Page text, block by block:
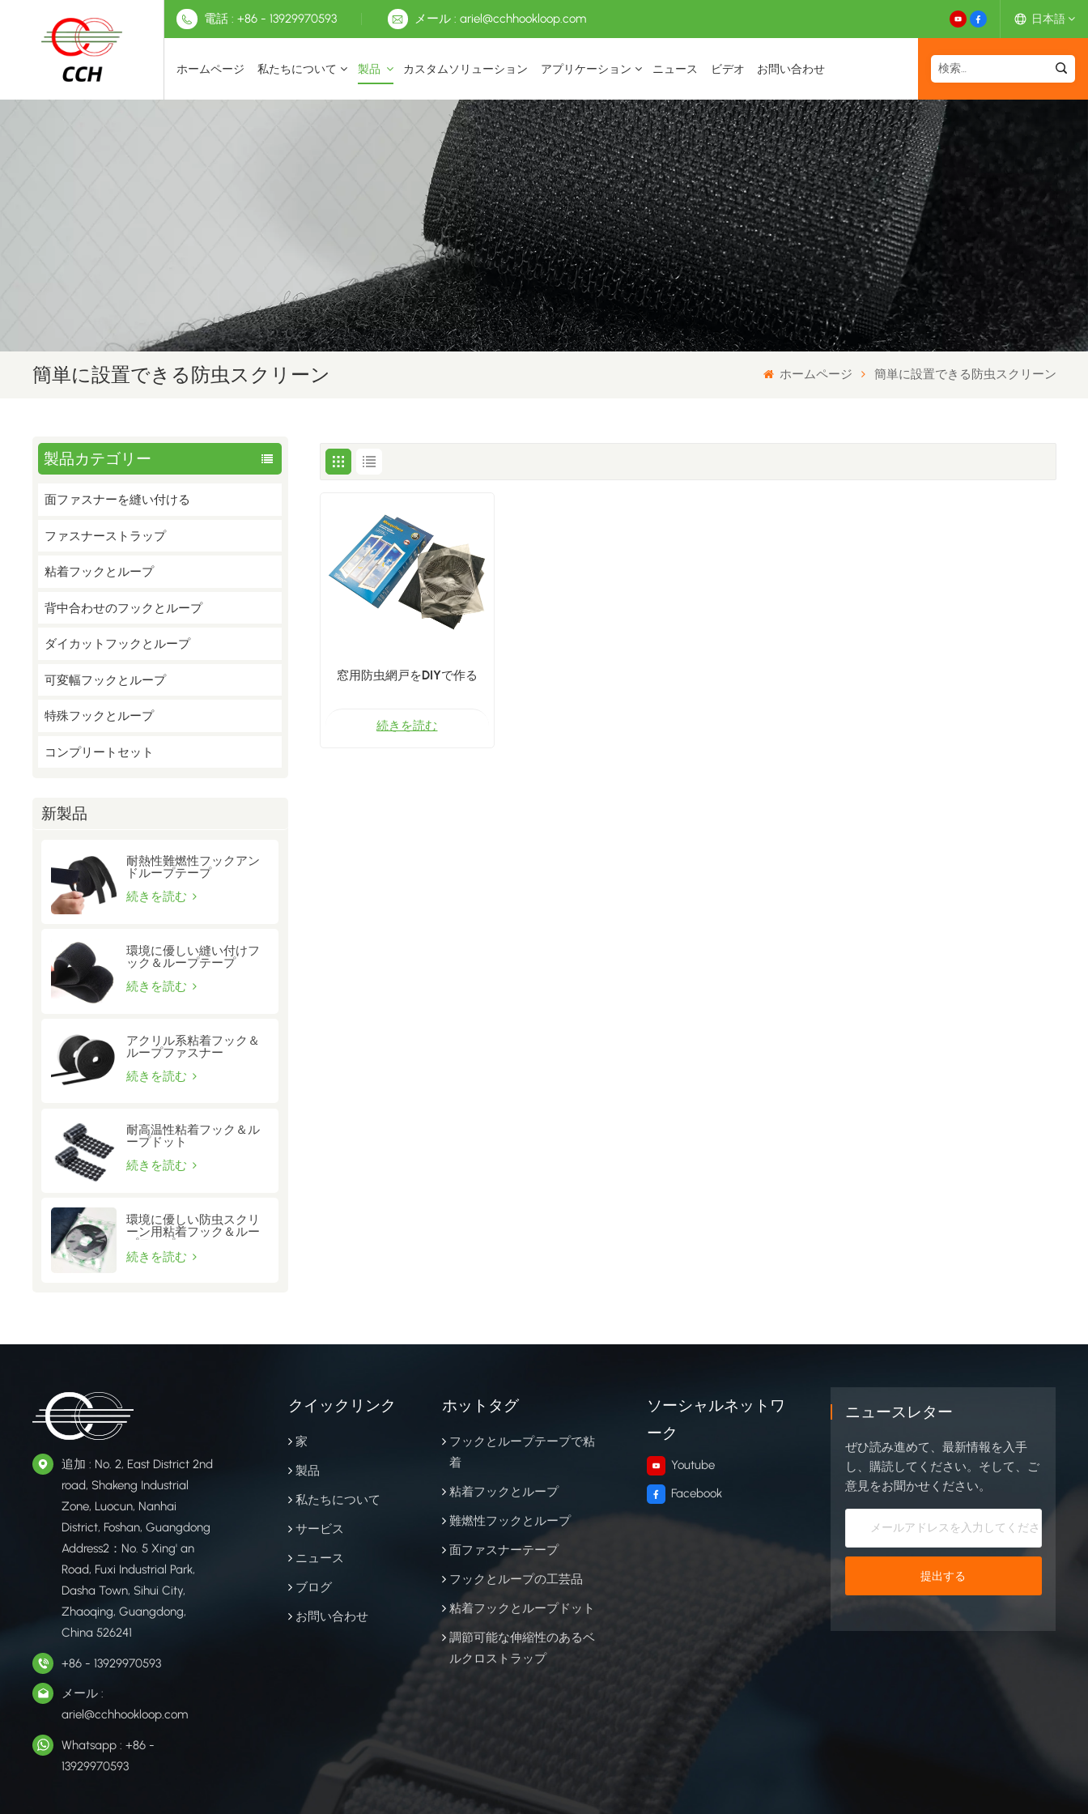
電話 : +86 - 13929970593 メール : ariel@cchhookloop.com 日本語
English
Deutsch
Français
日本語
中文
ホームページ 私たちについて 製品 カスタムソリューション アプリケーション ニュース ビデオ お問い合わせ
簡単に設置できる防虫スクリーン ホームページ 簡単に設置できる防虫スクリーン
製品カテゴリー
面ファスナーを縫い付ける
ファスナーストラップ
粘着フックとループ
背中合わせのフックとループ
ダイカットフックとループ
可変幅フックとループ
特殊フックとループ
コンプリートセット
新製品
耐熱性難燃性フックアン
ドループテープ
続きを読む
環境に優しい縫い付けフ
ック＆ループテープ
続きを読む
アクリル系粘着フック＆
ループファスナー
続きを読む
耐高温性粘着フック＆ル
ープドット
続きを読む
環境に優しい防虫スクリ
ーン用粘着フック＆ルー
プテープ
続きを読む
窓用防虫網戸をDIYで作る
続きを読む
追加 : No. 2, East District 2nd
road, Shakeng Industrial
Zone, Luocun, Nanhai
District, Foshan, Guangdong
Address2：No. 5 Xing' an
Road, Fuxi Industrial Park,
Dasha Town, Sihui City,
Zhaoqing, Guangdong,
China 526241
+86 - 13929970593
メール :
ariel@cchhookloop.com
Whatsapp : +86 -
13929970593
クイックリンク
家
製品
私たちについて
サービス
ニュース
ブログ
お問い合わせ
ホットタグ
フックとループテープで粘
着
粘着フックとループ
難燃性フックとループ
面ファスナーテープ
フックとループの工芸品
粘着フックとループドット
調節可能な伸縮性のあるベ
ルクロストラップ
ソーシャルネットワ
ーク
Youtube
Facebook
ニュースレター
ぜひ読み進めて、最新情報を入手
し、購読してください。そして、ご
意見をお聞かせください。